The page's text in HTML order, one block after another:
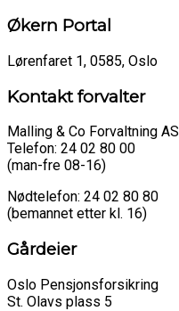
Økern Portal
Lørenfaret 1, 0585, Oslo
Kontakt forvalter
Malling & Co Forvaltning AS
Telefon: 24 02 80 00
(man-fre 08-16)
Nødtelefon: 24 02 80 80
(bemannet etter kl. 16)
Gårdeier
Oslo Pensjonsforsikring
St. Olavs plass 5